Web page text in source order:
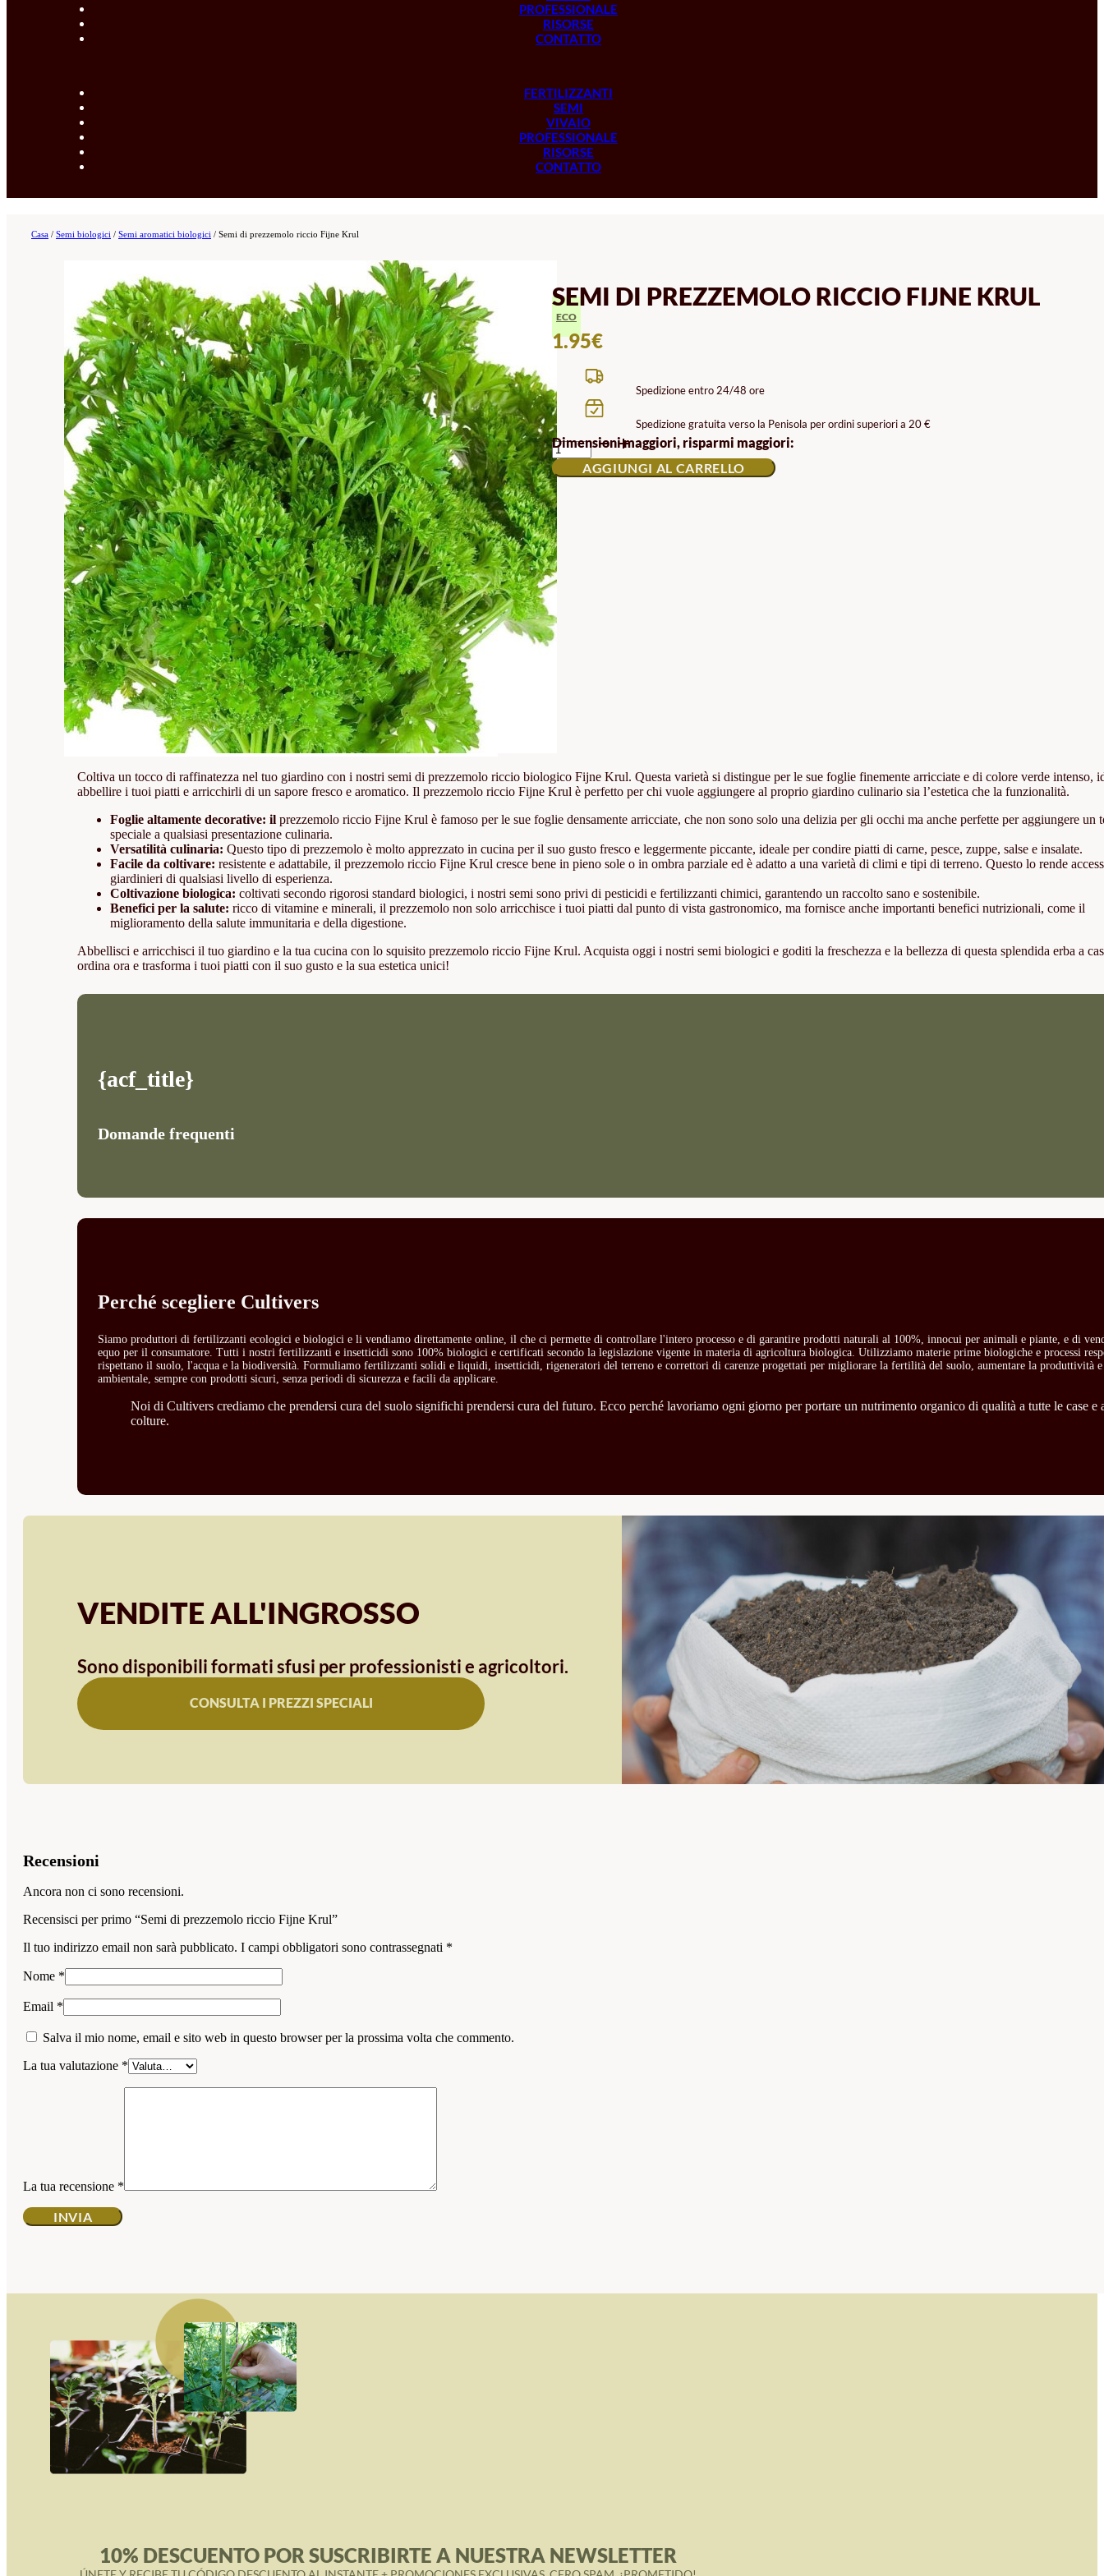
PROFESSIONALE
RISORSE
CONTATTO
FERTILIZZANTI
SEMI
VIVAIO
PROFESSIONALE
RISORSE
CONTATTO
Casa / Semi biologici / Semi aromatici biologici / Semi di prezzemolo riccio Fijne Krul
SEMI DI PREZZEMOLO RICCIO FIJNE KRUL
ECO
1.95€
Spedizione entro 24/48 ore
Spedizione gratuita verso la Penisola per ordini superiori a 20 €
Dimensioni maggiori, risparmi maggiori:
SEMI
DI
PREZZEMOLO
RICCIO
FIJNE
KRUL
QUANTITÀ
AGGIUNGI AL CARRELLO
Coltiva un tocco di raffinatezza nel tuo giardino con i nostri semi di prezzemolo riccio biologico Fijne Krul. Questa varietà si distingue per le sue foglie finemente arricciate e di colore verde intenso,
abbellire i tuoi piatti e arricchirli di un sapore fresco e aromatico. Il prezzemolo riccio Fijne Krul è perfetto per chi vuole aggiungere al proprio giardino culinario sia l’estetica che la funzionalità.
Foglie altamente decorative: il prezzemolo riccio Fijne Krul è famoso per le sue foglie densamente arricciate, che non sono solo una delizia per gli occhi ma anche perfette per aggiungere un
speciale a qualsiasi presentazione culinaria.
Versatilità culinaria: Questo tipo di prezzemolo è molto apprezzato in cucina per il suo gusto fresco e leggermente piccante, ideale per condire piatti di carne, pesce, zuppe, salse e insalate.
Facile da coltivare: resistente e adattabile, il prezzemolo riccio Fijne Krul cresce bene in pieno sole o in ombra parziale ed è adatto a una varietà di climi e tipi di terreno. Questo lo rende
giardinieri di qualsiasi livello di esperienza.
Coltivazione biologica: coltivati secondo rigorosi standard biologici, i nostri semi sono privi di pesticidi e fertilizzanti chimici, garantendo un raccolto sano e sostenibile.
Benefici per la salute: ricco di vitamine e minerali, il prezzemolo non solo arricchisce i tuoi piatti dal punto di vista gastronomico, ma fornisce anche importanti benefici nutrizionali, come il
miglioramento della salute immunitaria e della digestione.
Abbellisci e arricchisci il tuo giardino e la tua cucina con lo squisito prezzemolo riccio Fijne Krul. Acquista oggi i nostri semi biologici e goditi la freschezza e la bellezza di questa splendida erba a
ordina ora e trasforma i tuoi piatti con il suo gusto e la sua estetica unici!
{acf_title}
Domande frequenti
Perché scegliere Cultivers
Siamo produttori di fertilizzanti ecologici e biologici e li vendiamo direttamente online, il che ci permette di controllare l'intero processo e di garantire prodotti naturali al 100%, innocui per animali e piante, e di
equo per il consumatore. Tutti i nostri fertilizzanti e insetticidi sono 100% biologici e certificati secondo la legislazione vigente in materia di agricoltura biologica. Utilizziamo materie prime biologiche e processi
rispettano il suolo, l'acqua e la biodiversità. Formuliamo fertilizzanti solidi e liquidi, insetticidi, rigeneratori del terreno e correttori di carenze progettati per migliorare la fertilità del suolo, aumentare la produttività
ambientale, sempre con prodotti sicuri, senza periodi di sicurezza e facili da applicare.
Noi di Cultivers crediamo che prendersi cura del suolo significhi prendersi cura del futuro. Ecco perché lavoriamo ogni giorno per portare un nutrimento organico di qualità a tutte le case e
colture.
VENDITE ALL'INGROSSO
Sono disponibili formati sfusi per professionisti e agricoltori.
CONSULTA I PREZZI SPECIALI
Recensioni
Ancora non ci sono recensioni.
Recensisci per primo “Semi di prezzemolo riccio Fijne Krul”
Il tuo indirizzo email non sarà pubblicato. I campi obbligatori sono contrassegnati *
Nome *
Email *
Salva il mio nome, email e sito web in questo browser per la prossima volta che commento.
La tua valutazione *
La tua recensione *
10% DESCUENTO POR SUSCRIBIRTE A NUESTRA NEWSLETTER